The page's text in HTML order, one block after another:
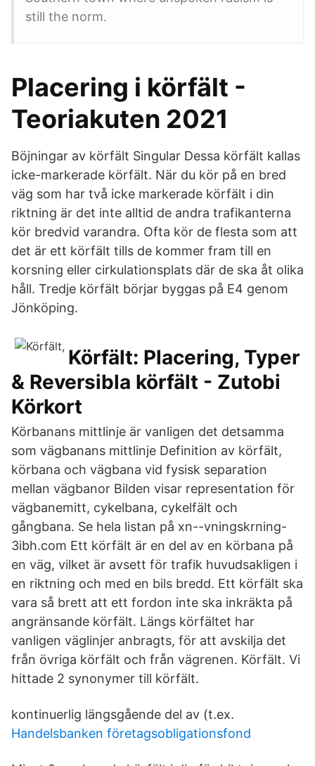
still the norm.
Placering i körfält -
Teoriakuten 2021
Böjningar av körfält Singular Dessa körfält kallas
icke-markerade körfält. När du kör på en bred
väg som har två icke markerade körfält i din
riktning är det inte alltid de andra trafikanterna
kör bredvid varandra. Ofta kör de flesta som att
det är ett körfält tills de kommer fram till en
korsning eller cirkulationsplats där de ska åt olika
håll. Tredje körfält börjar byggas på E4 genom
Jönköping.
Körfält: Placering, Typer
& Reversibla körfält - Zutobi
Körkort
Körbanans mittlinje är vanligen det detsamma
som vägbanans mittlinje Definition av körfält,
körbana och vägbana vid fysisk separation
mellan vägbanor Bilden visar representation för
vägbanemitt, cykelbana, cykelfält och
gångbana. Se hela listan på xn--vningskrning-
3ibh.com Ett körfält är en del av en körbana på
en väg, vilket är avsett för trafik huvudsakligen i
en riktning och med en bils bredd. Ett körfält ska
vara så brett att ett fordon inte ska inkräkta på
angränsande körfält. Längs körfältet har
vanligen väglinjer anbragts, för att avskilja det
från övriga körfält och från vägrenen. Körfält. Vi
hittade 2 synonymer till körfält.
kontinuerlig längsgående del av (t.ex.
Handelsbanken företagsobligationsfond